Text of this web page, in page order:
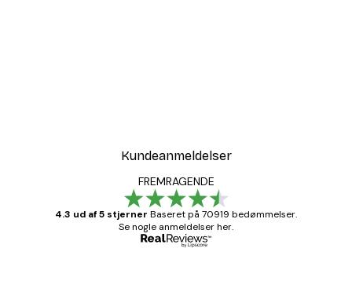
Kundeanmeldelser
FREMRAGENDE
4.3 ud af 5 stjerner Baseret på 70919 bedømmelser.
Se nogle anmeldelser her.